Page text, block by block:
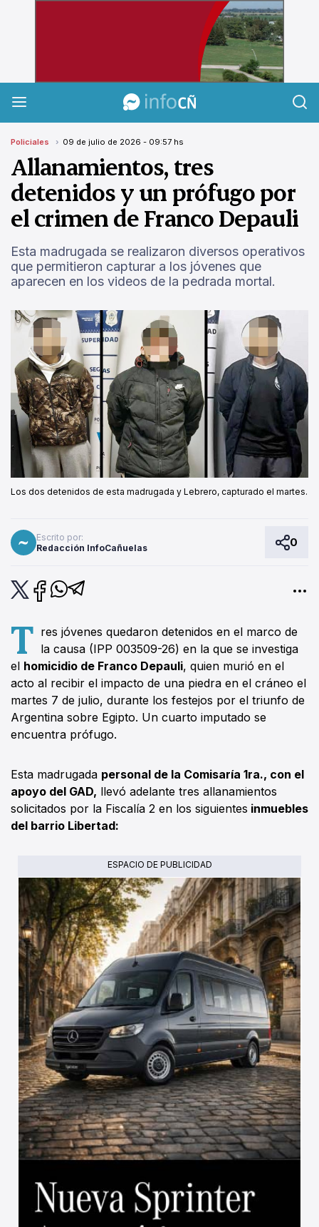
InfoCañuelas
Policiales 09 de julio de 2026 - 09:57 hs
Allanamientos, tres
detenidos y un prófugo por
el crimen de Franco Depauli
Esta madrugada se realizaron diversos operativos
que permitieron capturar a los jóvenes que
aparecen en los videos de la pedrada mortal.
Los dos detenidos de esta madrugada y Lebrero, capturado el martes.
Escrito por:
Redacción InfoCañuelas
0
T res jóvenes quedaron detenidos en el marco de
la causa (IPP 003509-26) en la que se investiga
el homicidio de Franco Depauli, quien murió en el
acto al recibir el impacto de una piedra en el cráneo el
martes 7 de julio, durante los festejos por el triunfo de
Argentina sobre Egipto. Un cuarto imputado se
encuentra prófugo.
Esta madrugada personal de la Comisaría 1ra., con el
apoyo del GAD, llevó adelante tres allanamientos
solicitados por la Fiscalía 2 en los siguientes inmuebles
del barrio Libertad:
ESPACIO DE PUBLICIDAD